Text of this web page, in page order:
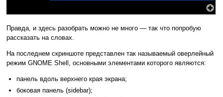
Правда, и здесь разобрать можно не много — так что попробую
рассказать на словах.
На последнем скриншоте представлен так называемый оверлейный
режим GNOME Shell, основными элементами которого являются:
панель вдоль верхнего края экрана;
боковая панель (sidebar);